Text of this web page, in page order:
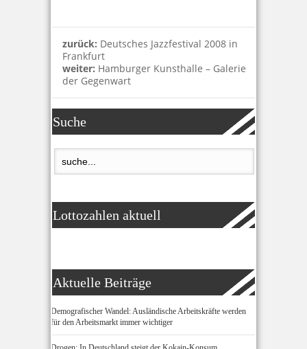
zurück: Deutsches Jazzfestival 2008 in
Frankfurt
weiter: Hamburger Kunsthalle – Galerie
der Gegenwart
Suche
Lottozahlen aktuell
Aktuelle Beiträge
Demografischer Wandel: Ausländische Arbeitskräfte werden
für den Arbeitsmarkt immer wichtiger